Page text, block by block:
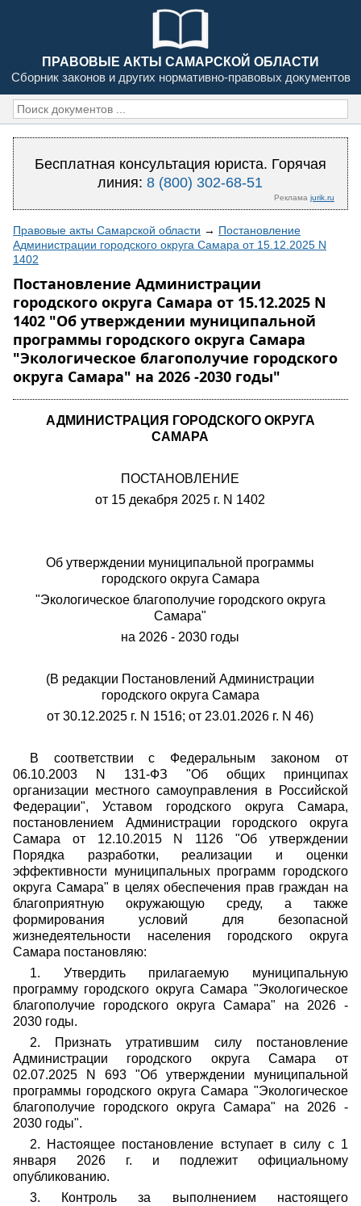
ПРАВОВЫЕ АКТЫ САМАРСКОЙ ОБЛАСТИ
Сборник законов и других нормативно-правовых документов
Бесплатная консультация юриста. Горячая
линия:8 (800) 302-68-51
Реклама jurik.ru
Правовые акты Самарской области → Постановление
Администрации городского округа Самара от 15.12.2025 N
1402
Постановление Администрации
городского округа Самара от 15.12.2025 N
1402 "Об утверждении муниципальной
программы городского округа Самара
"Экологическое благополучие городского
округа Самара" на 2026 -2030 годы"
АДМИНИСТРАЦИЯ ГОРОДСКОГО ОКРУГА
САМАРА
ПОСТАНОВЛЕНИЕ
от 15 декабря 2025 г. N 1402
Об утверждении муниципальной программы
городского округа Самара
"Экологическое благополучие городского округа
Самара"
на 2026 - 2030 годы
(В редакции Постановлений Администрации
городского округа Самара
от 30.12.2025 г. N 1516; от 23.01.2026 г. N 46)
В соответствии с Федеральным законом от
06.10.2003 N 131-ФЗ "Об общих принципах
организации местного самоуправления в Российской
Федерации", Уставом городского округа Самара,
постановлением Администрации городского округа
Самара от 12.10.2015 N 1126 "Об утверждении
Порядка разработки, реализации и оценки
эффективности муниципальных программ городского
округа Самара" в целях обеспечения прав граждан на
благоприятную окружающую среду, а также
формирования условий для безопасной
жизнедеятельности населения городского округа
Самара постановляю:
1. Утвердить прилагаемую муниципальную
программу городского округа Самара "Экологическое
благополучие городского округа Самара" на 2026 -
2030 годы.
2. Признать утратившим силу постановление
Администрации городского округа Самара от
02.07.2025 N 693 "Об утверждении муниципальной
программы городского округа Самара "Экологическое
благополучие городского округа Самара" на 2026 -
2030 годы".
2. Настоящее постановление вступает в силу с 1
января 2026 г. и подлежит официальному
опубликованию.
3. Контроль за выполнением настоящего